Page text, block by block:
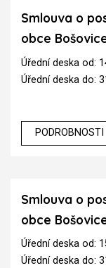
Smlouva o
obce
Úřední deska od:
Úřední deska do:
PODROBNOSTI
Smlouva o
obce
Úřední deska od:
Úřední deska do: